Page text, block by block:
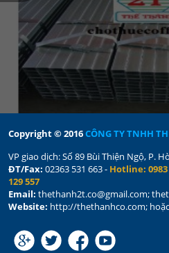
Copyright © 2016CÔNG TY TNHH
VP giao dịch:Số 89 Bùi Thiện Ngộ, P.
ĐT/Fax: 02363 531 663 - Hotline: 0983
129 557
Email: thethanh2t.co@gmail.com;
Website: http://thethanhco.com;